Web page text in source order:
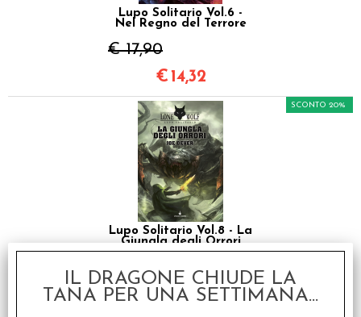
Lupo Solitario Vol.6 -
Nel Regno del Terrore
€ 17,90
€ 14,32
Lupo Solitario Vol.8 - La
Giungla degli Orrori
€ 17,90
SCONTO 20%
€14,32
IL DRAGONE CHIUDE LA
TANA PER UNA SETTIMANA...